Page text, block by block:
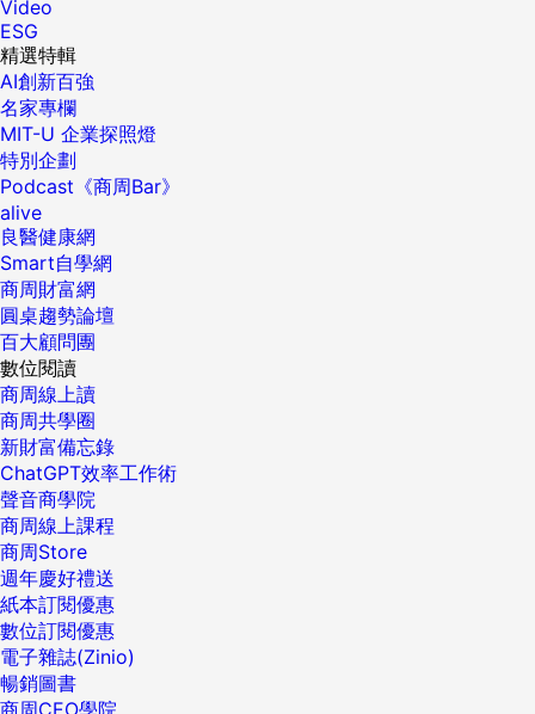
Video
ESG
精選特輯
AI創新百強
名家專欄
MIT-U 企業探照燈
特別企劃
Podcast《商周Bar》
alive
良醫健康網
Smart自學網
商周財富網
圓桌趨勢論壇
百大顧問團
數位閱讀
商周線上讀
商周共學圈
新財富備忘錄
ChatGPT效率工作術
聲音商學院
商周線上課程
商周Store
週年慶好禮送
紙本訂閱優惠
數位訂閱優惠
電子雜誌(Zinio)
暢銷圖書
商周CEO學院